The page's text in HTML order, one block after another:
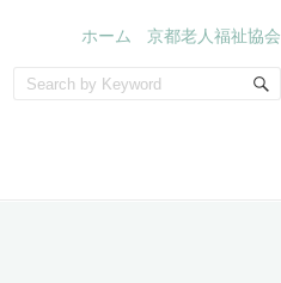
ホーム 京都老人福祉協会